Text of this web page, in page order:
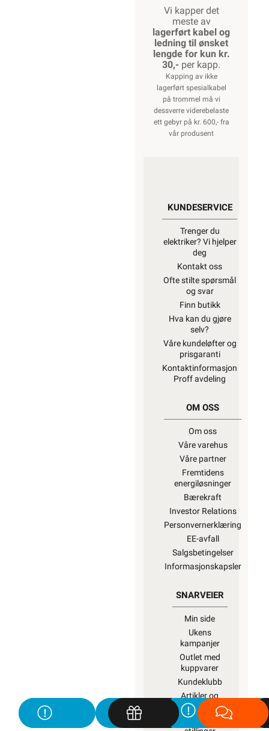
Vi kapper det
meste av
lagerført kabel og
ledning til ønsket
lengde for kun kr.
30,- per kapp.
Kapping av ikke
lagerført spesialkabel
på trommel må vi
dessverre viderebelaste
ett gebyr på kr. 600,- fra
vår produsent
KUNDESERVICE
Trenger du
elektriker? Vi hjelper
deg
Kontakt oss
Ofte stilte spørsmål
og svar
Finn butikk
Hva kan du gjøre
selv?
Våre kundeløfter og
prisgaranti
Kontaktinformasjon
Proff avdeling
OM OSS
Om oss
Våre varehus
Våre partner
Fremtidens
energiløsninger
Bærekraft
Investor Relations
Personvernerklæring
EE-avfall
Salgsbetingelser
Informasjonskapsler
SNARVEIER
Min side
Ukens
kampanjer
Outlet med
kuppvarer
Kundeklubb
Artikler og
guider
Ledige